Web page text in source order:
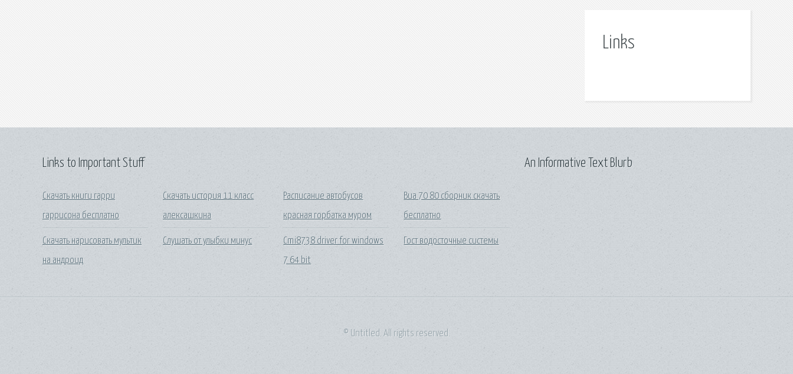
Links
Links to Important Stuff
Скачать книги гарри
гаррисона бесплатно
Скачать нарисовать мультик
на андроид
Скачать история 11 класс
алексашкина
Слушать от улыбки минус
Расписание автобусов
красная горбатка муром
Cmi8738 driver for windows
7 64 bit
Виа 70 80 сборник скачать
бесплатно
Гост водосточные системы
An Informative Text Blurb
© Untitled. All rights reserved.